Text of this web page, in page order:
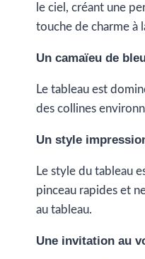
le ciel, créant une
touche de charme à
Un camaïeu de
Le tableau est
des collines
Un style
Le style du tableau
pinceau rapides et
au tableau.
Une invitation au